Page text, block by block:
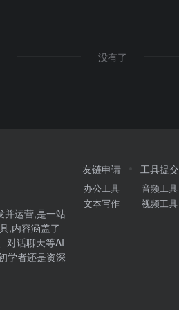
没有了
并运营,是一站
,内容涵盖了
对话聊天等AI
学者还是资深
友链申请
办公工具
文本写作
工具提交
音频工具
视频工具